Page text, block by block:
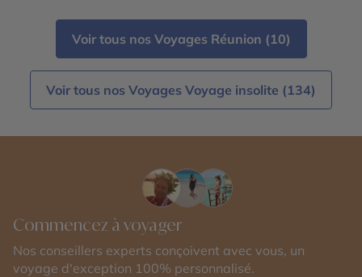
Voir tous nos Voyages Réunion (10)
Voir tous nos Voyages Voyage insolite (134)
Commencez à voyager
Nos conseillers experts conçoivent avec vous, un
voyage d'exception 100% personnalisé.